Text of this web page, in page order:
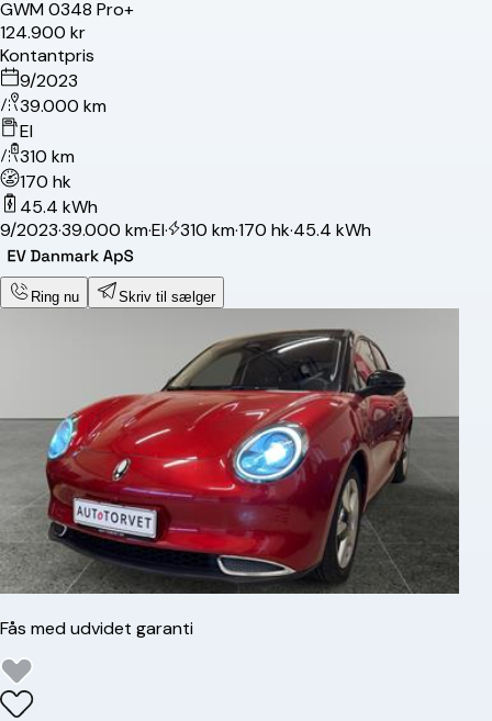
GWM0348 Pro+
124.900 kr
Kontantpris
9/2023
39.000 km
El
310 km
170 hk
45.4 kWh
9/2023·39.000 km·El· 310 km·170 hk·45.4 kWh
Ring nu Skriv til sælger
Fås med udvidet garanti